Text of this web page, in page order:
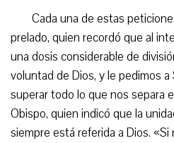
Cada una de estas
prelado, quien recordó que al
una dosis considerable de
voluntad de Dios, y le pedimos
superar todo lo que nos separa
Obispo, quien indicó que la
siempre está referida a Dios.